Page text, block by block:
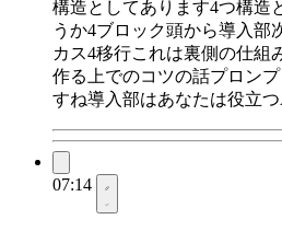
構造としてあります4つ構造
うか4ブロック頭から導入部
カス4移行これは裏側の仕組
作る上でのコツの話プロン
すね導入部はあなたは役立
07:14